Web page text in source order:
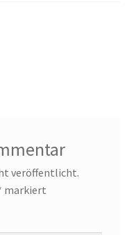
veröffentlicht.
markiert